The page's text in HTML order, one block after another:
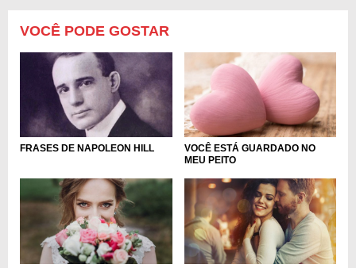
VOCÊ PODE GOSTAR
FRASES DE NAPOLEON HILL
VOCÊ ESTÁ GUARDADO NO
MEU PEITO